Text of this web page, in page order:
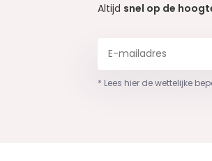
Altijd snel op de
* Lees hier de wettelijke